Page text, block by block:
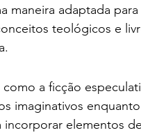
maneira adaptada
teológicos e
como a ficção
imaginativos
incorporar elementos